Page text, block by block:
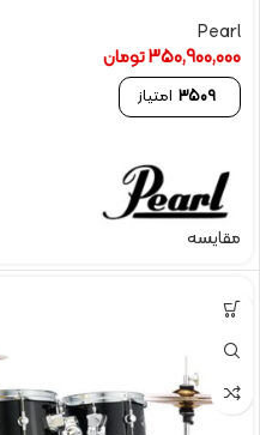
Pearl
350,900,000تومان
3509 امتیاز
مقایسه